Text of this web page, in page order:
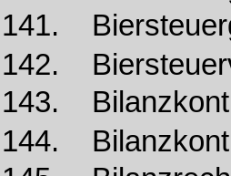
141.
142.
143.
144.